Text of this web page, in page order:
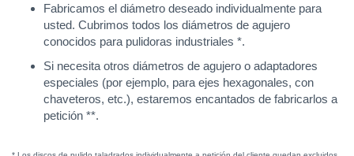
Fabricamos el diámetro deseado individualmente para
usted. Cubrimos todos los diámetros de agujero
conocidos para pulidoras industriales *.
Si necesita otros diámetros de agujero o adaptadores
especiales (por ejemplo, para ejes hexagonales, con
chaveteros, etc.), estaremos encantados de fabricarlos a
petición **.